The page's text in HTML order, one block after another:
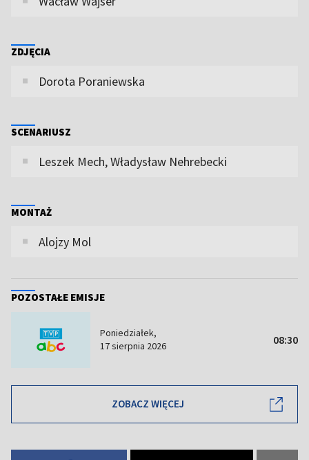
ZDJĘCIA
Dorota Poraniewska
SCENARIUSZ
Leszek Mech, Władysław Nehrebecki
MONTAŻ
Alojzy Mol
POZOSTAŁE EMISJE
Poniedziałek,
17 sierpnia 2026
08:30
ZOBACZ WIĘCEJ